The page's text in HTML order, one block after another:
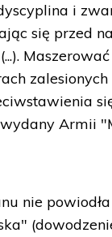
i
się przed
Armii
nie